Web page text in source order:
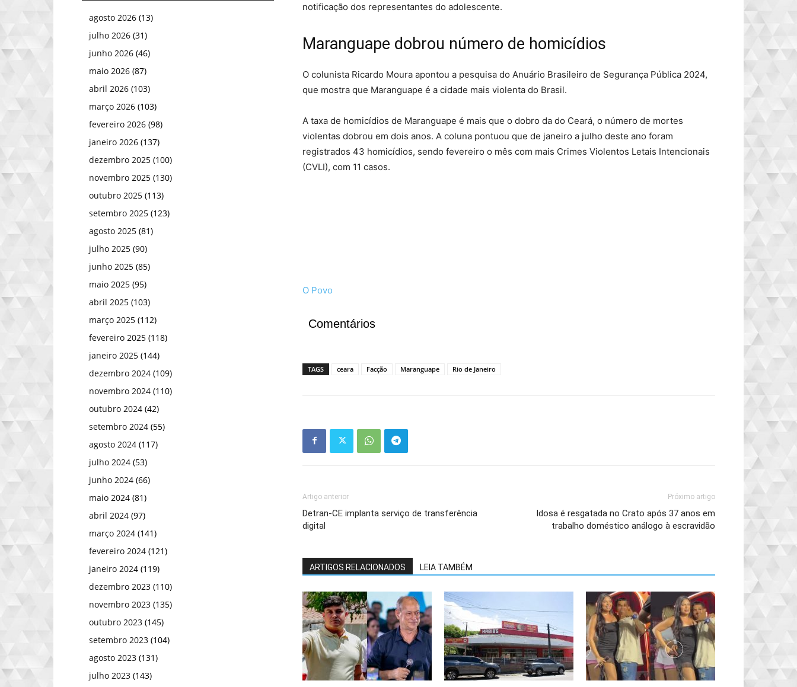
notificação dos representantes do adolescente.
Maranguape dobrou número de homicídios
O colunista Ricardo Moura apontou a pesquisa do Anuário Brasileiro de Segurança Pública 2024,
que mostra que Maranguape é a cidade mais violenta do Brasil.
A taxa de homicídios de Maranguape é mais que o dobro da do Ceará, o número de mortes
violentas dobrou em dois anos. A coluna pontuou que de janeiro a julho deste ano foram
registrados 43 homicídios, sendo fevereiro o mês com mais Crimes Violentos Letais Intencionais
(CVLI), com 11 casos.
O Povo
Comentários
TAGS ceara Facção Maranguape Rio de Janeiro
Artigo anterior
Detran-CE implanta serviço de transferência
digital
Próximo artigo
Idosa é resgatada no Crato após 37 anos em
trabalho doméstico análogo à escravidão
ARTIGOS RELACIONADOS LEIA TAMBÉM
agosto 2026 (13)
julho 2026 (31)
junho 2026 (46)
maio 2026 (87)
abril 2026 (103)
março 2026 (103)
fevereiro 2026 (98)
janeiro 2026 (137)
dezembro 2025 (100)
novembro 2025 (130)
outubro 2025 (113)
setembro 2025 (123)
agosto 2025 (81)
julho 2025 (90)
junho 2025 (85)
maio 2025 (95)
abril 2025 (103)
março 2025 (112)
fevereiro 2025 (118)
janeiro 2025 (144)
dezembro 2024 (109)
novembro 2024 (110)
outubro 2024 (42)
setembro 2024 (55)
agosto 2024 (117)
julho 2024 (53)
junho 2024 (66)
maio 2024 (81)
abril 2024 (97)
março 2024 (141)
fevereiro 2024 (121)
janeiro 2024 (119)
dezembro 2023 (110)
novembro 2023 (135)
outubro 2023 (145)
setembro 2023 (104)
agosto 2023 (131)
julho 2023 (143)